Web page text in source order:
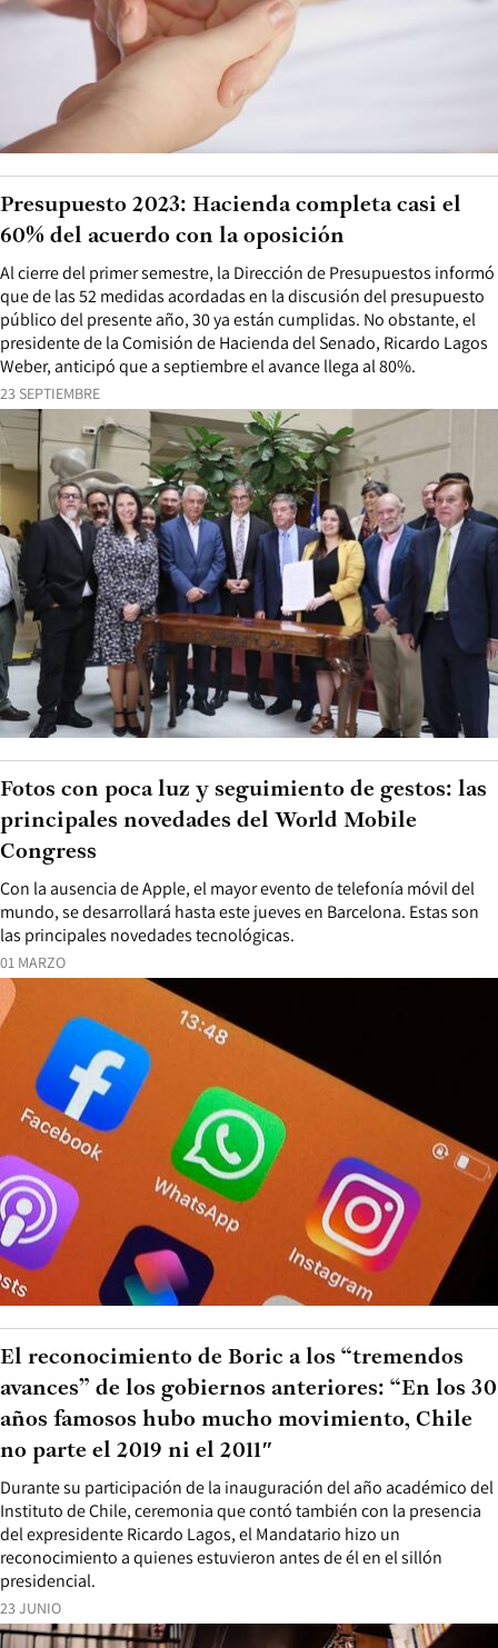
23 SEPTIEMBRE
Al cierre del primer semestre, la Dirección de Presupuestos informó
que de las 52 medidas acordadas en la discusión del presupuesto
público del presente año, 30 ya están cumplidas. No obstante, el
presidente de la Comisión de Hacienda del Senado, Ricardo Lagos
Weber, anticipó que a septiembre el avance llega al 80%.
Presupuesto 2023: Hacienda completa casi el
60% del acuerdo con la oposición
01 MARZO
Con la ausencia de Apple, el mayor evento de telefonía móvil del
mundo, se desarrollará hasta este jueves en Barcelona. Estas son
las principales novedades tecnológicas.
Fotos con poca luz y seguimiento de gestos: las
principales novedades del World Mobile
Congress
23 JUNIO
Durante su participación de la inauguración del año académico del
Instituto de Chile, ceremonia que contó también con la presencia
del expresidente Ricardo Lagos, el Mandatario hizo un
reconocimiento a quienes estuvieron antes de él en el sillón
presidencial.
El reconocimiento de Boric a los “tremendos
avances” de los gobiernos anteriores: “En los 30
años famosos hubo mucho movimiento, Chile
no parte el 2019 ni el 2011″